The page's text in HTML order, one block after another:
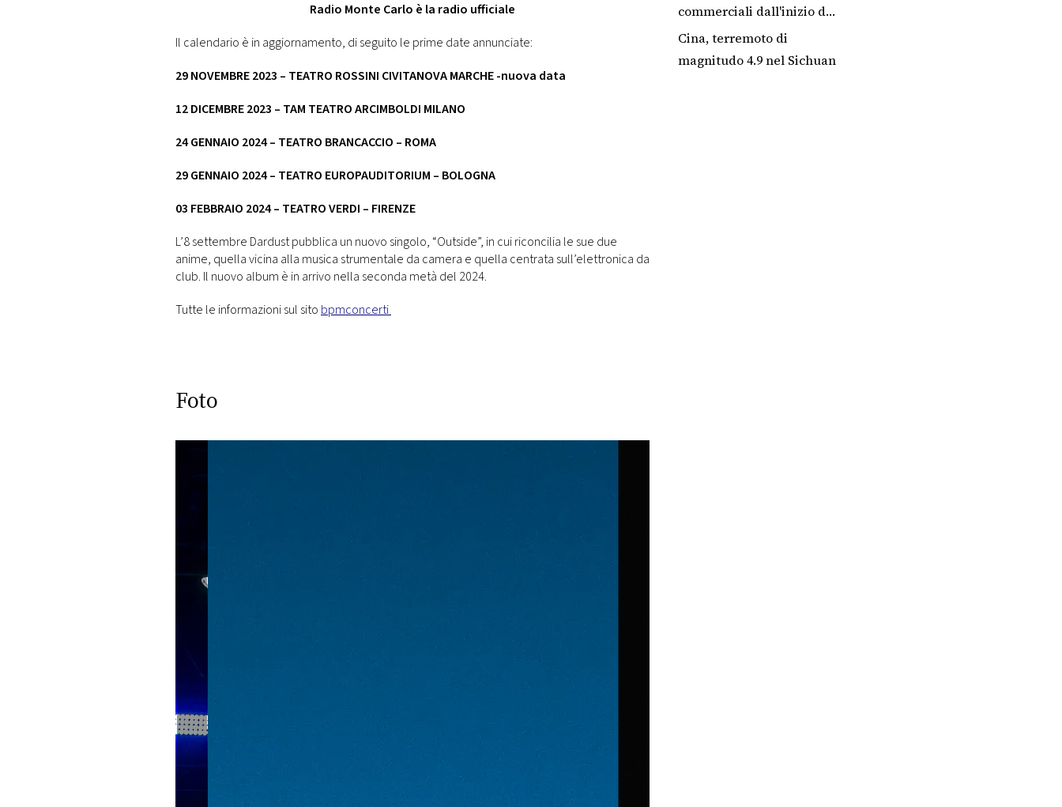
Radio Monte Carlo è la radio ufficiale
Il calendario è in aggiornamento, di seguito le prime date annunciate:
29 NOVEMBRE 2023 – TEATRO ROSSINI CIVITANOVA MARCHE -nuova data
12 DICEMBRE 2023 – TAM TEATRO ARCIMBOLDI MILANO
24 GENNAIO 2024 – TEATRO BRANCACCIO – ROMA
29 GENNAIO 2024 – TEATRO EUROPAUDITORIUM – BOLOGNA
03 FEBBRAIO 2024 – TEATRO VERDI – FIRENZE
L’8 settembre Dardust pubblica un nuovo singolo, “Outside”, in cui riconcilia le sue due
anime, quella vicina alla musica strumentale da camera e quella centrata sull’elettronica da
club. Il nuovo album è in arrivo nella seconda metà del 2024.
Tutte le informazioni sul sito bpmconcerti
Foto
commerciali dall'inizio del
blocco a Hormuz"
Cina, terremoto di
magnitudo 4.9 nel Sichuan